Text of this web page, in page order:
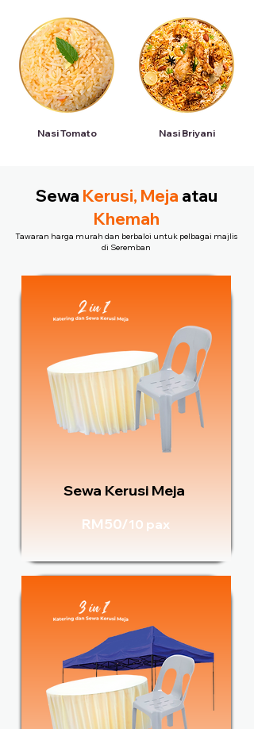
Nasi Tomato Nasi Briyani
Sewa Kerusi, Meja atau
Khemah
Tawaran harga murah dan berbaloi untuk pelbagai majlis
di Seremban
Sewa Kerusi Meja
RM50/10 pax